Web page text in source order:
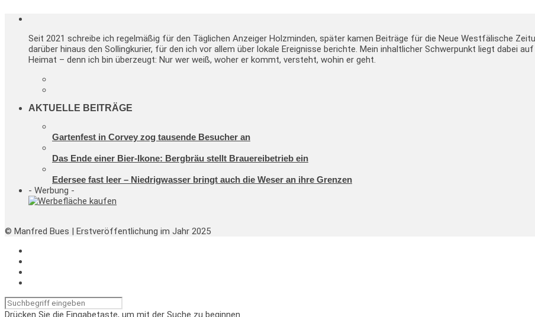
Seit 2021 schreibe ich regelmäßig für den Täglichen Anzeiger Holzminden, später kamen Beiträge für die Neue Westfälische
darüber hinaus den Sollingkurier, für den ich vor allem über lokale Ereignisse berichte. Mein inhaltlicher Schwerpunkt liegt dabei
Heimat – denn ich bin überzeugt: Nur wer weiß, woher er kommt, versteht, wohin er geht.
AKTUELLE BEITRÄGE
Gartenfest in Corvey zog tausende Besucher an
Das Ende einer Bier-Ikone: Bergbräu stellt Brauereibetrieb ein
Edersee fast leer – Niedrigwasser bringt auch die Weser an ihre Grenzen
- Werbung -
© Manfred Bues | Erstveröffentlichung im Jahr 2025